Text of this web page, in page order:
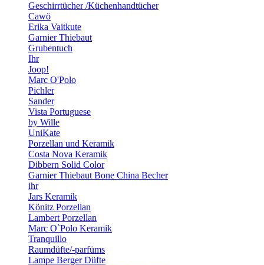
Geschirrtücher /Küchenhandtücher
Cawö
Erika Vaitkute
Garnier Thiebaut
Grubentuch
Ihr
Joop!
Marc O'Polo
Pichler
Sander
Vista Portuguese
by Wille
UniKate
Porzellan und Keramik
Costa Nova Keramik
Dibbern Solid Color
Garnier Thiebaut Bone China Becher
ihr
Jars Keramik
Könitz Porzellan
Lambert Porzellan
Marc O`Polo Keramik
Tranquillo
Raumdüfte/-parfüms
Lampe Berger Düfte